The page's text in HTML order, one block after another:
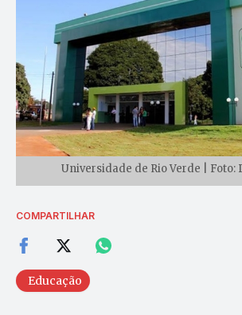
Universidade de Rio Verde | Foto:
COMPARTILHAR
Educação